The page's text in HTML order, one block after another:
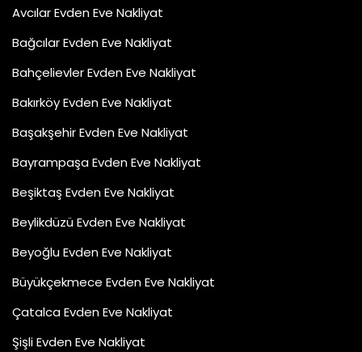
Avcılar Evden Eve Nakliyat
Bağcılar Evden Eve Nakliyat
Bahçelievler Evden Eve Nakliyat
Bakırköy Evden Eve Nakliyat
Başakşehir Evden Eve Nakliyat
Bayrampaşa Evden Eve Nakliyat
Beşiktaş Evden Eve Nakliyat
Beylikdüzü Evden Eve Nakliyat
Beyoğlu Evden Eve Nakliyat
Büyükçekmece Evden Eve Nakliyat
Çatalca Evden Eve Nakliyat
Şişli Evden Eve Nakliyat